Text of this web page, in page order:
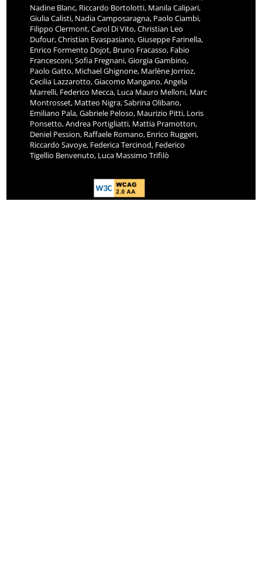
Nadine Blanc, Riccardo Bortolotti, Manila Calipari,
Giulia Calisti, Nadia Camposaragna, Paolo Ciambi,
Filippo Clermont, Carol Di Vito, Christian Leo
Dufour, Christian Evaspasiano, Giuseppe Farinella,
Enrico Formento Dojot, Bruno Fracasso, Fabio
Francesconi, Sofia Fregnani, Giorgia Gambino,
Paolo Gatto, Michael Ghignone, Marlène Jorrioz,
Cecilia Lazzarotto, Giacomo Mangano, Angela
Marrelli, Federico Mecca, Luca Mauro Melloni, Marc
Montrosset, Matteo Nigra, Sabrina Olibano,
Emiliano Pala, Gabriele Peloso, Maurizio Pitti, Loris
Ponsetto, Andrea Portigliatti, Mattia Pramotton,
Deniel Pession, Raffaele Romano, Enrico Ruggeri,
Riccardo Savoye, Federica Tercinod, Federico
Tigellio Benvenuto, Luca Massimo Trifilò